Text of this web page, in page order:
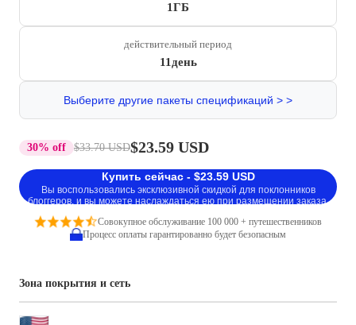
1ГБ
действительный период
11день
Выберите другие пакеты спецификаций > >
30% off $33.70 USD$23.59 USD
Купить сейчас - $23.59 USD
Вы воспользовались эксклюзивной скидкой для поклонников
блоггеров, и вы можете наслаждаться ею при размещении заказа.
Совокупное обслуживание 100 000 + путешественников
Процесс оплаты гарантированно будет безопасным
Зона покрытия и сеть